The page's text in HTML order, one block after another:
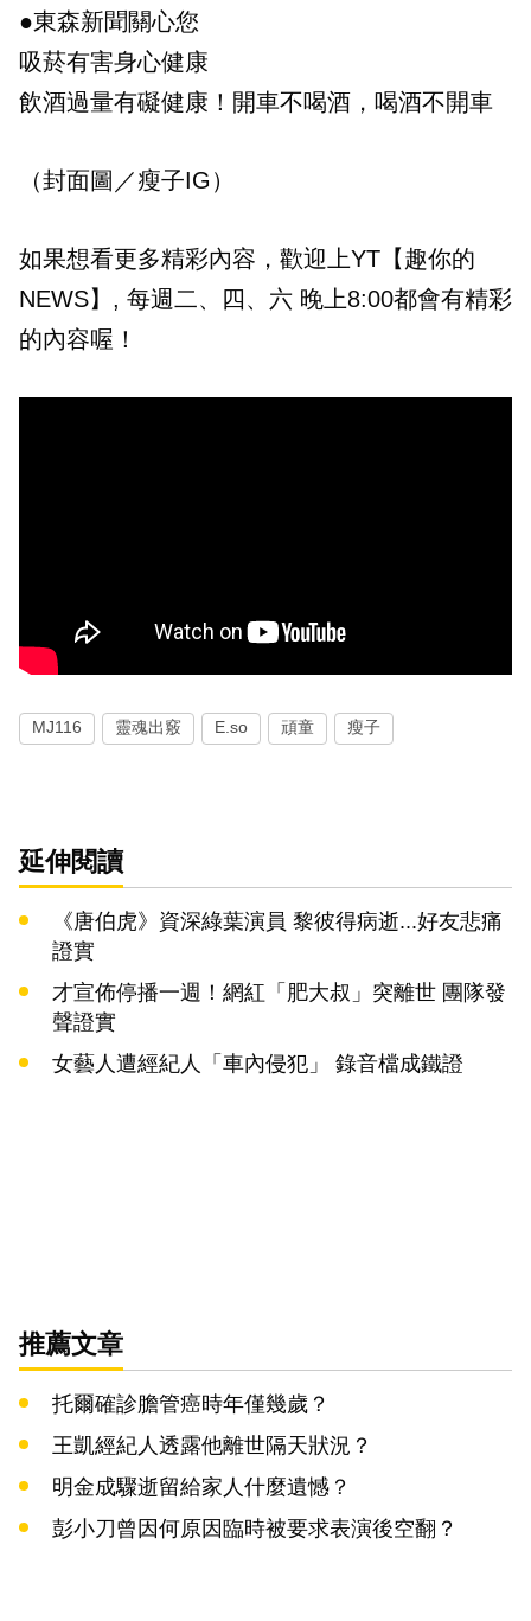
●東森新聞關心您
吸菸有害身心健康
飲酒過量有礙健康！開車不喝酒，喝酒不開車
（封面圖／瘦子IG）
如果想看更多精彩內容，歡迎上YT【趣你的
NEWS】, 每週二、四、六 晚上8:00都會有精彩
的內容喔！
MJ116 靈魂出竅 E.so 頑童 瘦子
延伸閱讀
《唐伯虎》資深綠葉演員 黎彼得病逝...好友悲痛
證實
才宣佈停播一週！網紅「肥大叔」突離世 團隊發
聲證實
女藝人遭經紀人「車內侵犯」 錄音檔成鐵證
推薦文章
托爾確診膽管癌時年僅幾歲？
王凱經紀人透露他離世隔天狀況？
明金成驟逝留給家人什麼遺憾？
彭小刀曾因何原因臨時被要求表演後空翻？